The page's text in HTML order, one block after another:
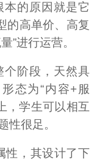
的原因就是它
的高单价、高复
”进行运营。
个阶段，天然具
态为“内容+服
，学生可以相互
性很足。
性，其设计了下